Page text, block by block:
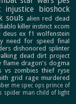
injustice bioshock
souls alien red dead
killer instinct xcom
deus ex f1 wolfenstein
need for speed final
dishonored splinter
dead dirt project
flame dragon's dogma
vs zombies thief ryse
grid rage murdered
me spec ops prince of
spider man child of light